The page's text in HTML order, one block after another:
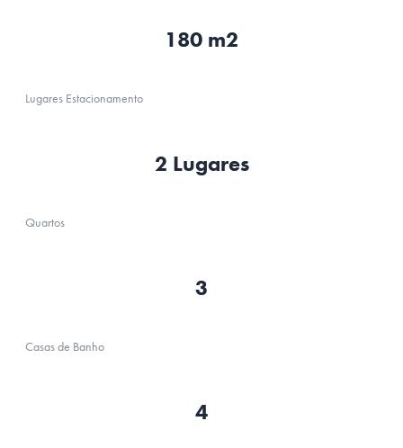
180 m2
Lugares Estacionamento
2 Lugares
Quartos
3
Casas de Banho
4